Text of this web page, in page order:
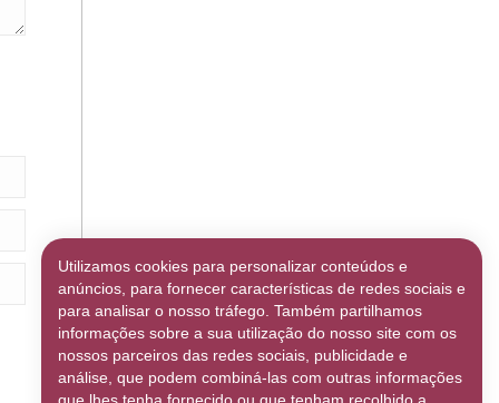
Utilizamos cookies para personalizar conteúdos e
anúncios, para fornecer características de redes sociais e
para analisar o nosso tráfego. Também partilhamos
informações sobre a sua utilização do nosso site com os
nossos parceiros das redes sociais, publicidade e
análise, que podem combiná-las com outras informações